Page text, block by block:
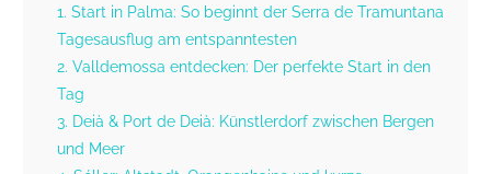
1. Start in Palma: So beginnt der Serra de Tramuntana
Tagesausflug am entspanntesten
2. Valldemossa entdecken: Der perfekte Start in den
Tag
3. Deià & Port de Deià: Künstlerdorf zwischen Bergen
und Meer